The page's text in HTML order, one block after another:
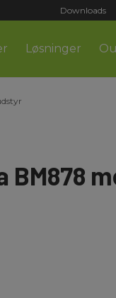
Downloads
Løsninger